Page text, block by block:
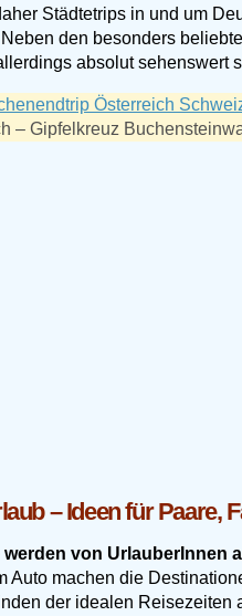
Städtetrips in und um
den besonders
absolut sehenswert
– Gipfelkreuz
– Ideen für Paare,
von
Auto machen die
der idealen